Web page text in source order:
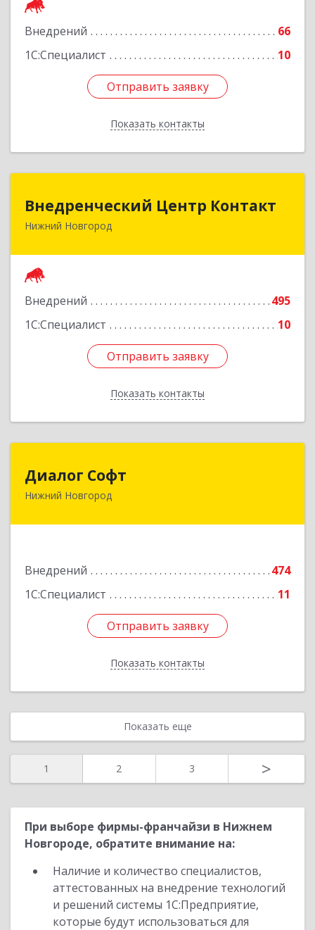
Внедрений
66
1С:Специалист
10
Отправить заявку
Показать контакты
Отправить заявку
Назад
Внедренческий Центр Контакт
Нижний Новгород
Внедрений
495
1С:Специалист
10
Отправить заявку
Показать контакты
Внедренческий Центр Контакт
603002, Нижегородская обл, Нижний Новгород
Отправить заявку
Назад
Диалог Софт
Нижний Новгород
Внедрений
474
1С:Специалист
11
Отправить заявку
Показать контакты
603000, Нижегородская обл, г.о.город Нижний
Подробнее
Отправить заявку
Назад
Показать еще
1 2 3 >
При выборе фирмы-франчайзи в Нижнем
Новгороде, обратите внимание на:
Наличие и количество специалистов,
аттестованных на внедрение технологий
и решений системы 1С:Предприятие,
которые будут использоваться для